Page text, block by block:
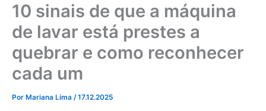
10 sinais de que a máquina
de lavar está prestes a
quebrar e como reconhecer
cada um
Por Mariana Lima /17.12.2025